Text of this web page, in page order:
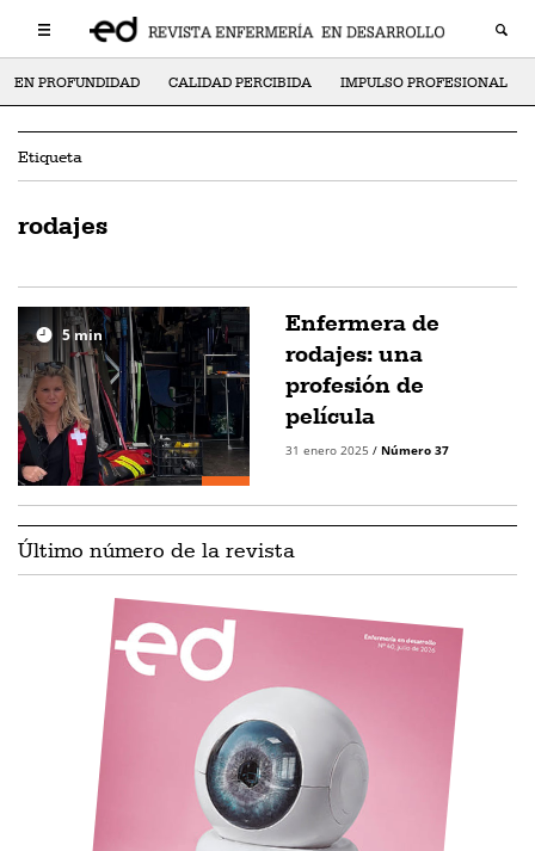
EN PROFUNDIDAD CALIDAD PERCIBIDA IMPULSO PROFESIONAL
Etiqueta
rodajes
5min
Enfermera de
rodajes: una
profesión de
película
31 enero 2025 / Número 37
Último número de la revista